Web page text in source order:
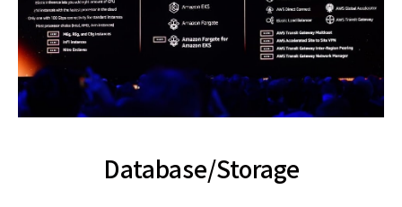
Database/Storage